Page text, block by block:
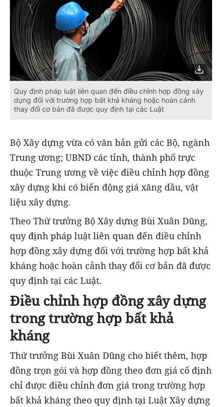
Quy định pháp luật liên quan đến điều chỉnh hợp đồng xây
dựng đối với trường hợp bất khả kháng hoặc hoàn cảnh
thay đổi cơ bản đã được quy định tại các Luật
Bộ Xây dựng vừa có văn bản gửi các Bộ, ngành
Trung ương; UBND các tỉnh, thành phố trực
thuộc Trung ương về việc điều chỉnh hợp đồng
xây dựng khi có biến động giá xăng dầu, vật
liệu xây dựng.
Theo Thứ trưởng Bộ Xây dựng Bùi Xuân Dũng,
quy định pháp luật liên quan đến điều chỉnh
hợp đồng xây dựng đối với trường hợp bất khả
kháng hoặc hoàn cảnh thay đổi cơ bản đã được
quy định tại các Luật.
Điều chỉnh hợp đồng xây dựng
trong trường hợp bất khả
kháng
Thứ trưởng Bùi Xuân Dũng cho biết thêm, hợp
đồng trọn gói và hợp đồng theo đơn giá cố định
chỉ được điều chỉnh đơn giá trong trường hợp
bất khả kháng theo quy định tại Luật Xây dựng